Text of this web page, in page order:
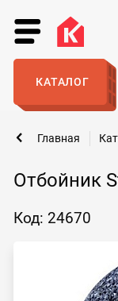
КАТАЛОГ
Отбойник
Главная
Код: 24670